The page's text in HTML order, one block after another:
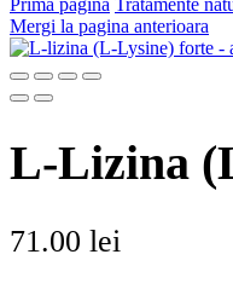
Mergi la pagina anterioara
L-Lizina
71.00 lei